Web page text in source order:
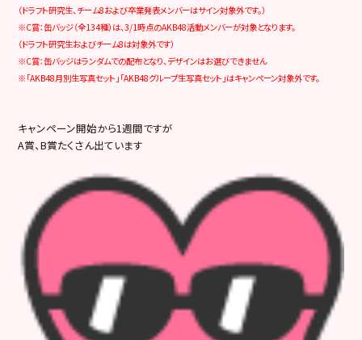
（ドラフト研究生、チーム8および卒業発表メンバーはサイン対象外です。）
※C賞：缶バッジ（全134種）は、3/1時点のAKB48活動メンバーが対象となります。
（ドラフト研究生およびチーム8は対象外です）
※C賞：缶バッジはランダムでの配布となり、デザインはお選びできません
※「AKB48月別生写真セット」「AKB48グループ生写真セット」はキャンペーン対象外です。
キャンペーン開始から1週間ですが
A賞、B賞たくさん出ています